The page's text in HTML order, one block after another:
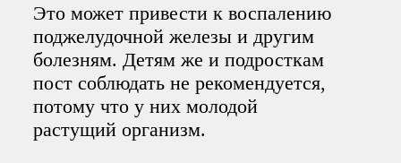
Это может привести к воспалению
поджелудочной железы и другим
болезням. Детям же и подросткам
пост соблюдать не рекомендуется,
потому что у них молодой
растущий организм.